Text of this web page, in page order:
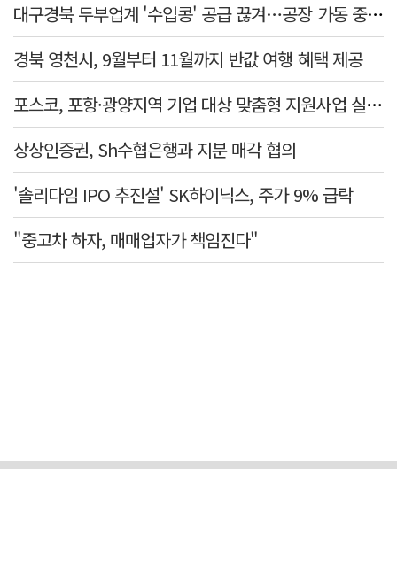
대구경북 두부업계 '수입콩' 공급 끊겨…공장 가동 중단 등 '존폐기로'
경북 영천시, 9월부터 11월까지 반값 여행 혜택 제공
포스코, 포항·광양지역 기업 대상 맞춤형 지원사업 실질적 성과 확인
상상인증권, Sh수협은행과 지분 매각 협의
'솔리다임 IPO 추진설' SK하이닉스, 주가 9% 급락
"중고차 하자, 매매업자가 책임진다"